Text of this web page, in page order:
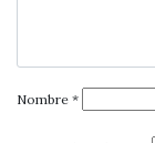
Nombre *